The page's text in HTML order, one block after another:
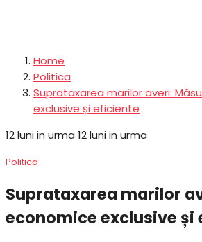
Home
Politica
Suprataxarea marilor averi:
exclusive și eficiente
12 luni in urma 12 luni in urma
Politica
Suprataxarea marilor
economice exclusive și